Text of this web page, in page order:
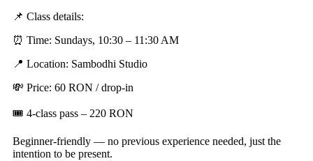
📌 Class details:
⏰ Time: Sundays, 10:30 – 11:30 AM
📍 Location: Sambodhi Studio
💸 Price: 60 RON / drop-in
🎟️ 4-class pass – 220 RON
Beginner-friendly — no previous experience needed, just the
intention to be present.